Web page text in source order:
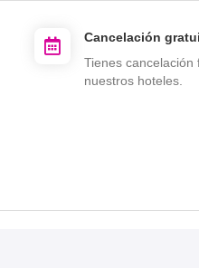
Cancelación
Tienes cancelación
nuestros hoteles.